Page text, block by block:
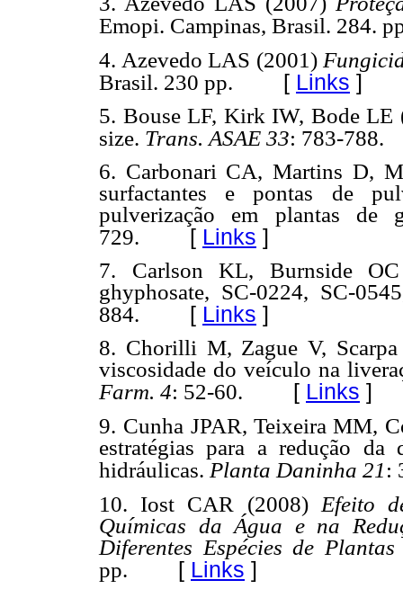
Emopi. Campinas, Brasil. 284.
4. Azevedo LAS (2001)
Brasil. 230 pp. [ Links ]
5. Bouse LF, Kirk IW, Bode
size. Trans. ASAE 33: 783-788.
6. Carbonari CA, Martins D,
surfactantes e pontas de
pulverização em plantas de
729. [ Links ]
7. Carlson KL, Burnside
ghyphosate, SC-0224, SC-
884. [ Links ]
8. Chorilli M, Zague V,
viscosidade do veículo na
Farm. 4: 52-60. [ Links ]
9. Cunha JPAR, Teixeira MM,
estratégias para a redução da
hidráulicas. Planta Daninha 21:
10. Iost CAR (2008) Efeito
Químicas da Água e na
Diferentes Espécies de
pp. [ Links ]